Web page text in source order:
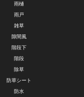
雨樋
雨戸
雑草
隙間風
階段下
階段
除草
防草シート
防水